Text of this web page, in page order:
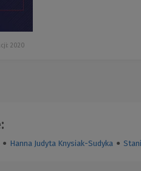
2020
● Hanna Judyta Knysiak-Sudyka ●